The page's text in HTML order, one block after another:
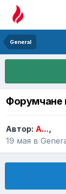
General
Форумчане
Автор: A...,
19 мая в